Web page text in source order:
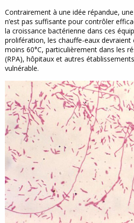
Contrairement à une idée répandue,
n’est pas suffisante pour contrôler
la croissance bactérienne dans ces
prolifération, les chauffe-eaux devraient
moins 60°C, particulièrement dans les
(RPA), hôpitaux et autres
vulnérable.